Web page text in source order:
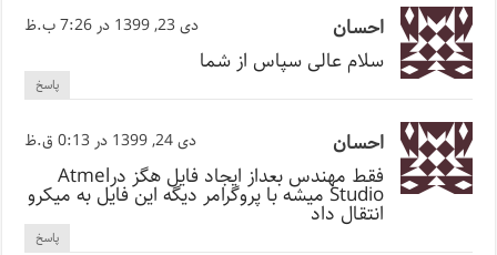
احسان دی 23, 1399 در 7:26 ب.ظ
سلام عالی سپاس از شما
پاسخ
احسان دی 24, 1399 در 0:13 ق.ظ
فقط مهندس بعداز ایجاد فایل هگز درAtmel
Studio میشه با پروگرامر دیگه این فایل به میکرو
انتقال داد
پاسخ